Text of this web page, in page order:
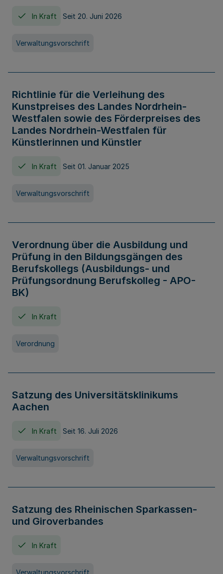
In Kraft Seit 20. Juni 2026
Verwaltungsvorschrift
Richtlinie für die Verleihung des
Kunstpreises des Landes Nordrhein-
Westfalen sowie des Förderpreises des
Landes Nordrhein-Westfalen für
Künstlerinnen und Künstler
In Kraft Seit 01. Januar 2025
Verwaltungsvorschrift
Verordnung über die Ausbildung und
Prüfung in den Bildungsgängen des
Berufskollegs (Ausbildungs- und
Prüfungsordnung Berufskolleg - APO-
BK)
In Kraft
Verordnung
Satzung des Universitätsklinikums
Aachen
In Kraft Seit 16. Juli 2026
Verwaltungsvorschrift
Satzung des Rheinischen Sparkassen-
und Giroverbandes
In Kraft
Verwaltungsvorschrift